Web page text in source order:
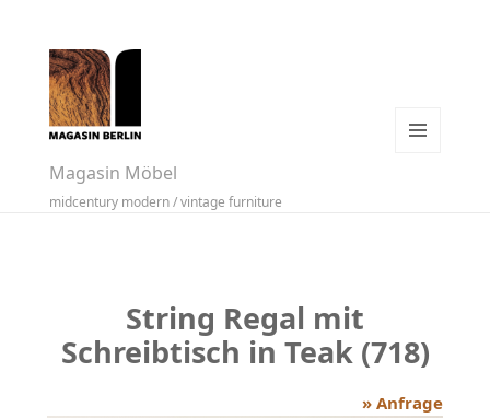
Magasin Möbel
midcentury modern / vintage furniture
String Regal mit
Schreibtisch in Teak (718)
» Anfrage